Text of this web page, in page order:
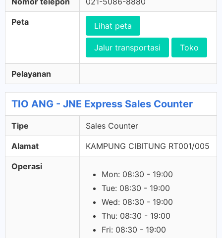
Peta Lihat peta
Jalur transportasi Toko
Pelayanan
TIO ANG - JNE Express Sales Counter
Tipe Sales Counter
Alamat KAMPUNG CIBITUNG RT001/005
Operasi
Mon: 08:30 - 19:00
Tue: 08:30 - 19:00
Wed: 08:30 - 19:00
Thu: 08:30 - 19:00
Fri: 08:30 - 19:00